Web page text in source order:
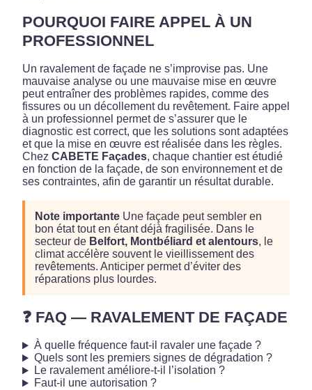
POURQUOI FAIRE APPEL À UN
PROFESSIONNEL
Un ravalement de façade ne s’improvise pas. Une
mauvaise analyse ou une mauvaise mise en œuvre
peut entraîner des problèmes rapides, comme des
fissures ou un décollement du revêtement. Faire appel
à un professionnel permet de s’assurer que le
diagnostic est correct, que les solutions sont adaptées
et que la mise en œuvre est réalisée dans les règles.
Chez CABETE Façades, chaque chantier est étudié
en fonction de la façade, de son environnement et de
ses contraintes, afin de garantir un résultat durable.
Note importante Une façade peut sembler en
bon état tout en étant déjà fragilisée. Dans le
secteur de Belfort, Montbéliard et alentours, le
climat accélère souvent le vieillissement des
revêtements. Anticiper permet d’éviter des
réparations plus lourdes.
❓ FAQ — RAVALEMENT DE FAÇADE
À quelle fréquence faut-il ravaler une façade ?
Quels sont les premiers signes de dégradation ?
Le ravalement améliore-t-il l’isolation ?
Faut-il une autorisation ?